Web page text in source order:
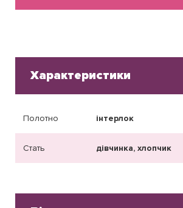
Характеристики
Полотно інтерлок
Стать дівчинка, хлопчик